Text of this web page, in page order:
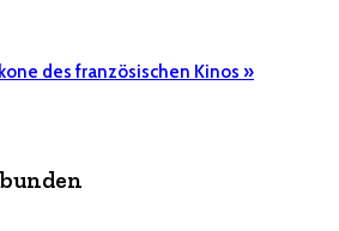
des französischen Kinos »